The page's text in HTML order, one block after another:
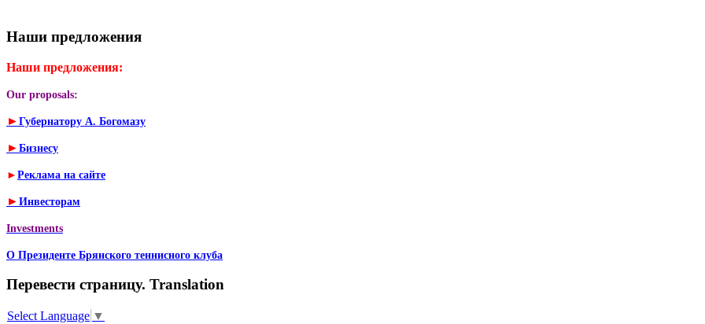
Наши предложения
Наши предложения:
Our proposals:
► Губернатору А. Богомазу
► Бизнесу
► Реклама на сайте
► Инвесторам
Investments
О Президенте Брянского теннисного клуба
Перевести страницу. Translation
Select Language ▼